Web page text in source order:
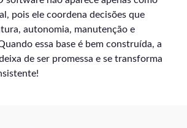
pois ele coordena decisões que
autonomia, manutenção e
essa base é bem construída, a
de ser promessa e se transforma